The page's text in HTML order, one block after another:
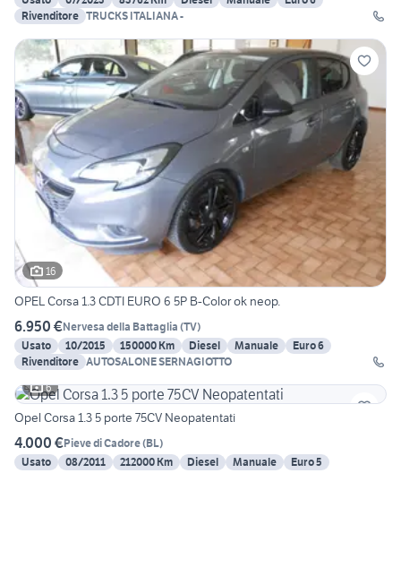
Rivenditore TRUCKS ITALIANA -
16
OPEL Corsa 1.3 CDTI EURO 6 5P B-Color ok neop.
6.950 €Nervesa della Battaglia (TV)
Usato
10/2015 150000 Km Diesel Manuale
Euro 6
Rivenditore AUTOSALONE SERNAGIOTTO
6
Opel Corsa 1.3 5 porte 75CV Neopatentati
4.000 €Pieve di Cadore(BL)
Usato
08/2011 212000 Km Diesel Manuale Euro 5